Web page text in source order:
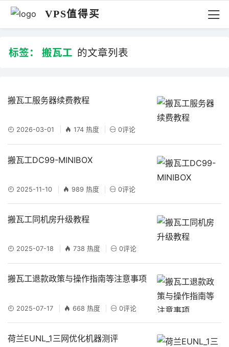
VPS值得买
标签： 搬瓦工 的文章列表
搬瓦工服务器续费教程
2026-03-01 174 热度 0评论
搬瓦工DC99-MINIBOX
2025-11-10 989 热度 0评论
搬瓦工同机房升级教程
2025-07-18 738 热度 0评论
搬瓦工退款政策与操作指南等注意事项
2025-07-17 668 热度 0评论
荷兰EUNL_1三网优化机器测评